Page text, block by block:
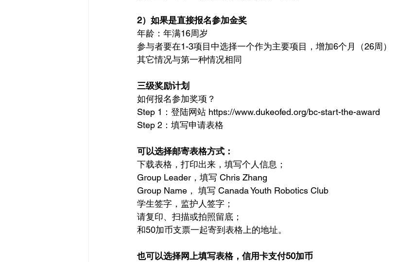
2）如果是直接报名参加金奖
年龄：年满16周岁
参与者要在1-3项目中选择一个作为主要项目，增加6个月（26周）
其它情况与第一种情况相同
三级奖励计划
如何报名参加奖项？
Step 1：登陆网站 https://www.dukeofed.org/bc-start-the-award
Step 2：填写申请表格
可以选择邮寄表格方式：
下载表格，打印出来，填写个人信息；
Group Leader，填写 Chris Zhang
Group Name， 填写 Canada Youth Robotics Club
学生签字，监护人签字；
请复印、扫描或拍照留底；
和50加币支票一起寄到表格上的地址。
也可以选择网上填写表格，信用卡支付50加币